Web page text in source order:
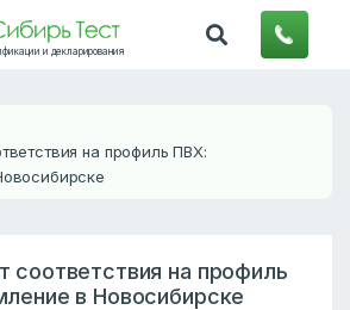
и декларирования
на профиль ПВХ:
соответствия на профиль
в Новосибирске